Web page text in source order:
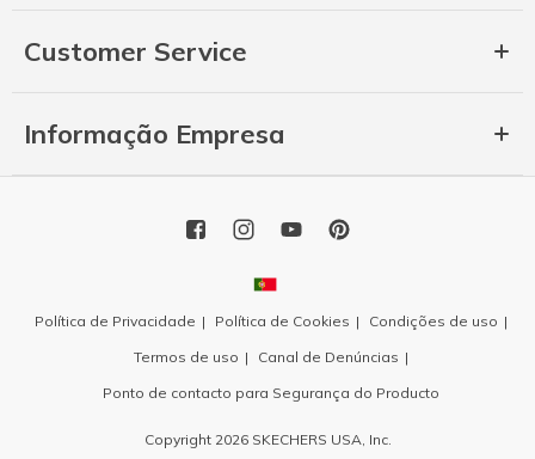
Customer Service
Informação Empresa
Política de Privacidade Política de Cookies
Condições de uso
Termos de uso
Canal de Denúncias
Ponto de contacto para Segurança do Producto
Copyright 2026 SKECHERS USA, Inc.